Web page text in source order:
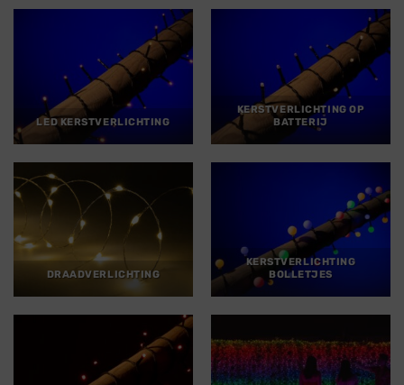
LED KERSTVERLICHTING
KERSTVERLICHTING OP
BATTERIJ
DRAADVERLICHTING
KERSTVERLICHTING
BOLLETJES